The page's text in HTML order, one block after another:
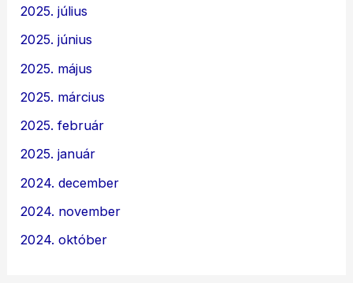
2025. július
2025. június
2025. május
2025. március
2025. február
2025. január
2024. december
2024. november
2024. október